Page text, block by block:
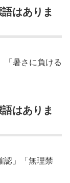
はありま
「暑さに負ける
はありま
認」「無理禁